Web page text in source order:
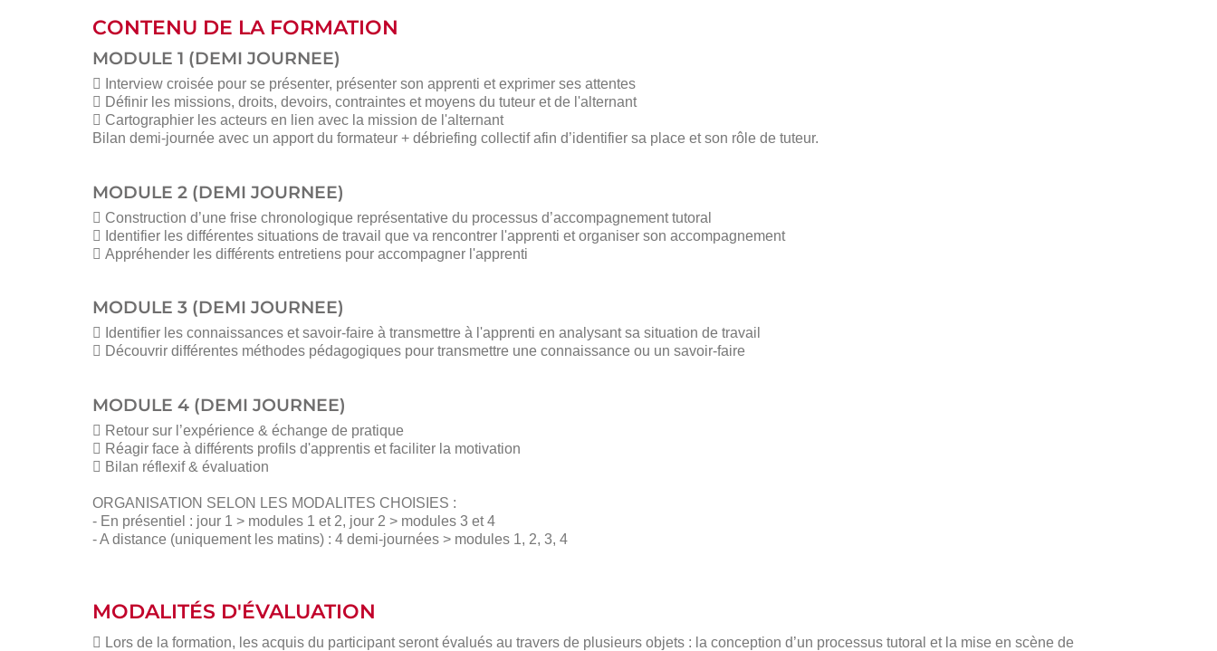
CONTENU DE LA FORMATION
MODULE 1 (DEMI JOURNEE)
 Interview croisée pour se présenter, présenter son apprenti et exprimer ses attentes
 Définir les missions, droits, devoirs, contraintes et moyens du tuteur et de l'alternant
 Cartographier les acteurs en lien avec la mission de l'alternant
Bilan demi-journée avec un apport du formateur + débriefing collectif afin d’identifier sa place et son rôle de tuteur.
MODULE 2 (DEMI JOURNEE)
 Construction d’une frise chronologique représentative du processus d’accompagnement tutoral
 Identifier les différentes situations de travail que va rencontrer l'apprenti et organiser son accompagnement
 Appréhender les différents entretiens pour accompagner l'apprenti
MODULE 3 (DEMI JOURNEE)
 Identifier les connaissances et savoir-faire à transmettre à l'apprenti en analysant sa situation de travail
 Découvrir différentes méthodes pédagogiques pour transmettre une connaissance ou un savoir-faire
MODULE 4 (DEMI JOURNEE)
 Retour sur l’expérience & échange de pratique
 Réagir face à différents profils d'apprentis et faciliter la motivation
 Bilan réflexif & évaluation
ORGANISATION SELON LES MODALITES CHOISIES :
- En présentiel : jour 1 > modules 1 et 2, jour 2 > modules 3 et 4
- A distance (uniquement les matins) : 4 demi-journées > modules 1, 2, 3, 4
MODALITÉS D'ÉVALUATION
 Lors de la formation, les acquis du participant seront évalués au travers de plusieurs objets : la conception d’un processus tutoral et la mise en scène de